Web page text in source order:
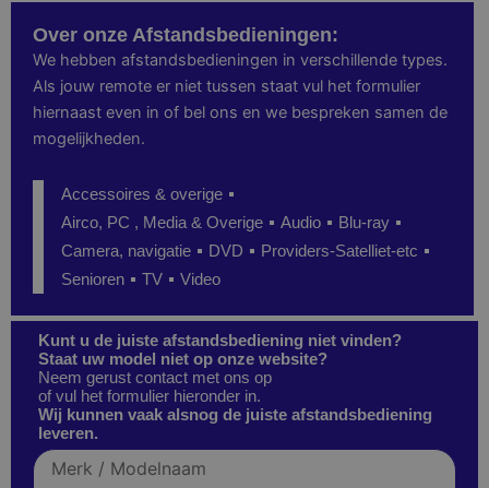
Over onze Afstandsbedieningen:
We hebben afstandsbedieningen in verschillende types.
Als jouw remote er niet tussen staat vul het formulier
hiernaast even in of bel ons en we bespreken samen de
mogelijkheden.
Accessoires & overige
Airco, PC , Media & Overige
Audio
Blu-ray
Camera, navigatie
DVD
Providers-Satelliet-etc
Senioren
TV Video
Kunt u de juiste afstandsbediening niet vinden?
Staat uw model niet op onze website?
Neem gerust contact met ons op
of vul het formulier hieronder in.
Wij kunnen vaak alsnog de juiste afstandsbediening
leveren.
Merk